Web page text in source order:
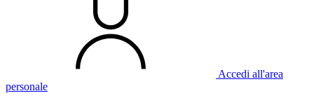
Accedi all'area
personale